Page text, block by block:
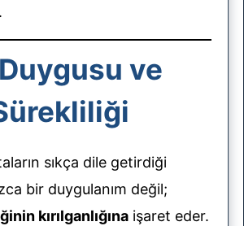
ve
sıkça dile getirdiği
bir duygulanım değil;
kırılganlığına işaret eder.